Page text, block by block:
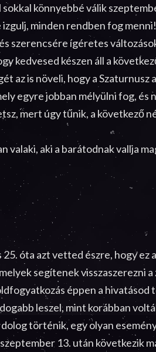
könnyebbé válik
minden rendben fog menni!
szerencsére ígéretes
kedvesed készen áll a
az is növeli, hogy a
egyre jobban mélyülni fog,
mert úgy tűnik, a következő
aki a barátodnak vallja
óta azt vetted észre, hogy ez
segítenek visszaszerezni
éppen a
leszel, mint korábban
történik, egy olyan
13. után következik